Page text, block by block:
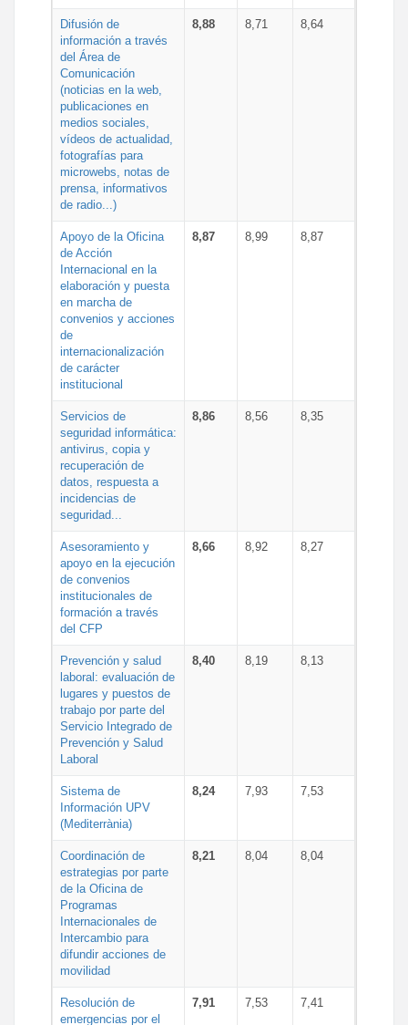
Difusión de
información a través
del Área de
Comunicación
(noticias en la web,
publicaciones en
medios sociales,
vídeos de actualidad,
fotografías para
microwebs, notas de
prensa, informativos
de radio...)
8,88 8,71 8,64
Apoyo de la Oficina
de Acción
Internacional en la
elaboración y puesta
en marcha de
convenios y acciones
de
internacionalización
de carácter
institucional
8,87 8,99 8,87
Servicios de
seguridad informática:
antivirus, copia y
recuperación de
datos, respuesta a
incidencias de
seguridad...
8,86 8,56 8,35
Asesoramiento y
apoyo en la ejecución
de convenios
institucionales de
formación a través
del CFP
8,66 8,92 8,27
Prevención y salud
laboral: evaluación de
lugares y puestos de
trabajo por parte del
Servicio Integrado de
Prevención y Salud
Laboral
8,40 8,19 8,13
Sistema de
Información UPV
(Mediterrània)
8,24 7,93 7,53
Coordinación de
estrategias por parte
de la Oficina de
Programas
Internacionales de
Intercambio para
difundir acciones de
movilidad
8,21 8,04 8,04
Resolución de
emergencias por el
7,91 7,53 7,41